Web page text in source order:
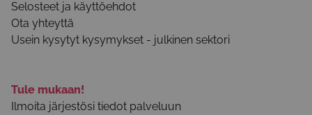
Selosteet ja käyttöehdot
Ota yhteyttä
Usein kysytyt kysymykset - julkinen sektori
Tule mukaan!
Ilmoita järjestösi tiedot palveluun